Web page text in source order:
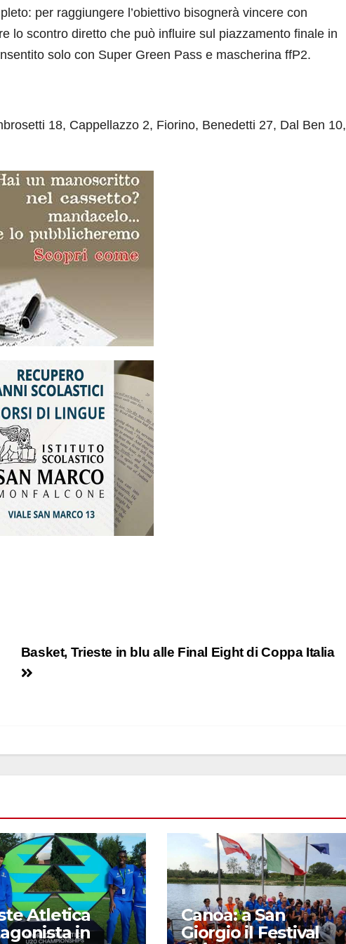
per raggiungere l’obiettivo bisognerà vincere con
lo scontro diretto che può influire sul piazzamento finale in
solo con Super Green Pass e mascherina ffP2.
18, Cappellazzo 2, Fiorino, Benedetti 27, Dal Ben 10,
Basket, Trieste in blu alle Final Eight di Coppa Italia
Atletica
in
Canoa: a San
Giorgio il Festival